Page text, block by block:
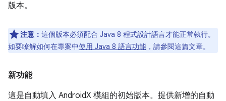
版本。
注意： 這個版本必須配合 Java 8 程式設計語言才能正常執行。
如要瞭解如何在專案中使用 Java 8 語言功能 ，請參閱這篇文章。
新功能
這是自動填入 AndroidX 模組的初始版本。提供新增的自動